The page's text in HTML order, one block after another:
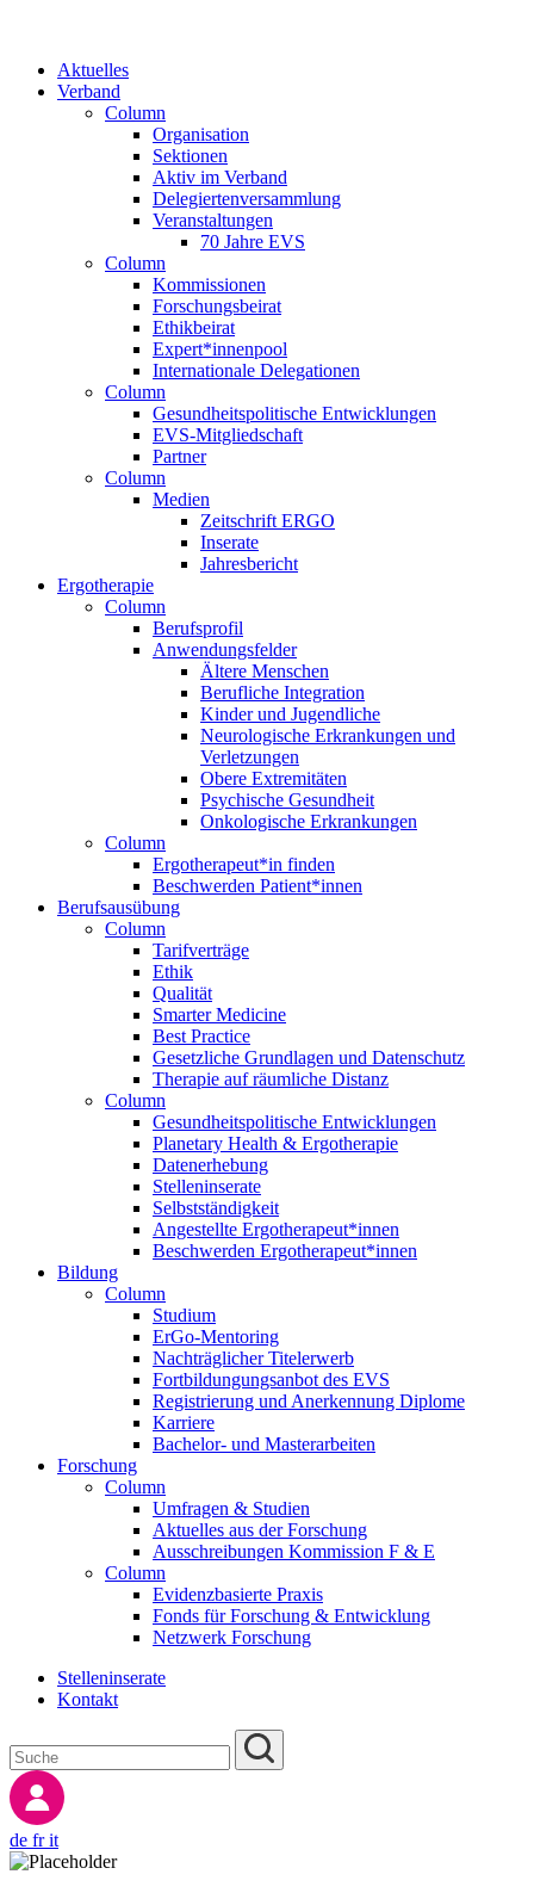
Aktuelles
Verband
Column
Organisation
Sektionen
Aktiv im Verband
Delegiertenversammlung
Veranstaltungen
70 Jahre EVS
Column
Kommissionen
Forschungsbeirat
Ethikbeirat
Expert*innenpool
Internationale Delegationen
Column
Gesundheitspolitische Entwicklungen
EVS-Mitgliedschaft
Partner
Column
Medien
Zeitschrift ERGO
Inserate
Jahresbericht
Ergotherapie
Column
Berufsprofil
Anwendungsfelder
Ältere Menschen
Berufliche Integration
Kinder und Jugendliche
Neurologische Erkrankungen und
Verletzungen
Obere Extremitäten
Psychische Gesundheit
Onkologische Erkrankungen
Column
Ergotherapeut*in finden
Beschwerden Patient*innen
Berufsausübung
Column
Tarifverträge
Ethik
Qualität
Smarter Medicine
Best Practice
Gesetzliche Grundlagen und Datenschutz
Therapie auf räumliche Distanz
Column
Gesundheitspolitische Entwicklungen
Planetary Health & Ergotherapie
Datenerhebung
Stelleninserate
Selbstständigkeit
Angestellte Ergotherapeut*innen
Beschwerden Ergotherapeut*innen
Bildung
Column
Studium
ErGo-Mentoring
Nachträglicher Titelerwerb
Fortbildungungsanbot des EVS
Registrierung und Anerkennung Diplome
Karriere
Bachelor- und Masterarbeiten
Forschung
Column
Umfragen & Studien
Aktuelles aus der Forschung
Ausschreibungen Kommission F & E
Column
Evidenzbasierte Praxis
Fonds für Forschung & Entwicklung
Netzwerk Forschung
Stelleninserate
Kontakt
de frit